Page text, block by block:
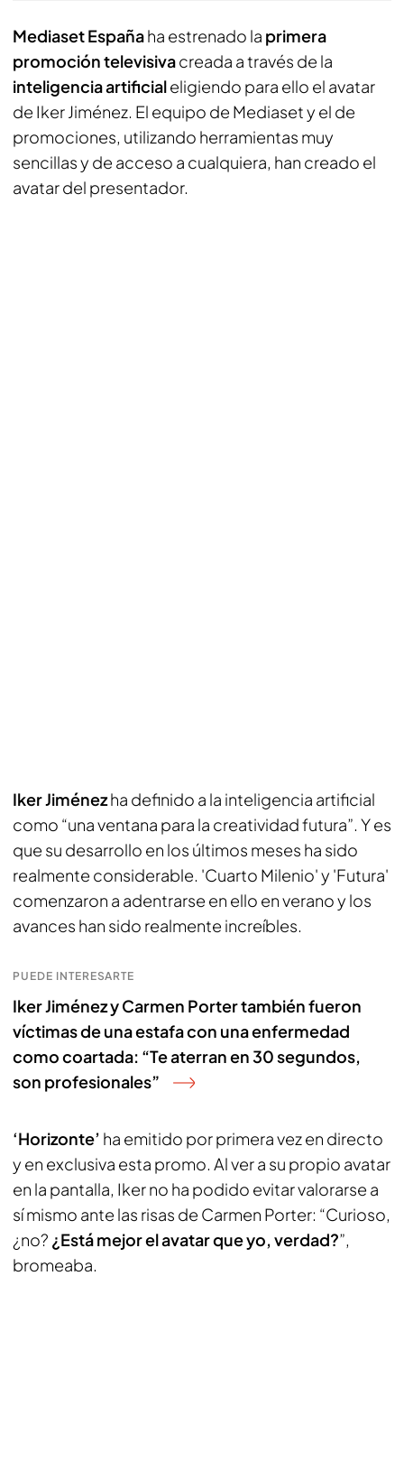
Mediaset Españaha estrenado la primera
promoción televisivacreada a través de la
inteligencia artificialeligiendo para ello el avatar
de Iker Jiménez. El equipo de Mediaset y el de
promociones, utilizando herramientas muy
sencillas y de acceso a cualquiera, han creado el
avatar del presentador.
Iker Jiménezha definido a la inteligencia artificial
como “una ventana para la creatividad futura”. Y es
que su desarrollo en los últimos meses ha sido
realmente considerable. 'Cuarto Milenio' y 'Futura'
comenzaron a adentrarse en ello en verano y los
avances han sido realmente increíbles.
PUEDE INTERESARTE
Iker Jiménez y Carmen Porter también fueron
víctimas de una estafa con una enfermedad
como coartada: “Te aterran en 30 segundos,
son profesionales”
‘Horizonte’ ha emitido por primera vez en directo
y en exclusiva esta promo. Al ver a su propio avatar
en la pantalla, Iker no ha podido evitar valorarse a
sí mismo ante las risas de Carmen Porter: “Curioso,
¿no? ¿Está mejor el avatar que yo, verdad?”,
bromeaba.